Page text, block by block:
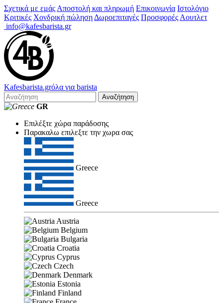
Σχετικά με εμάς Αποστολή και πληρωμή Επικοινωνία Ιστολόγιο
Κριτικές Χονδρική πώληση Δωροεπιταγές Προσφορές Αουτλετ
info@kafesbarista.gr
Kafesbarista.grόλα για barista
Αναζήτηση
GR
Επιλέξτε χώρα παράδοσης
Παρακαλω επιλεξτε την χωρα σας
Greece
Greece
Austria
Belgium
Bulgaria
Croatia
Cyprus
Czech
Denmark
Estonia
Finland